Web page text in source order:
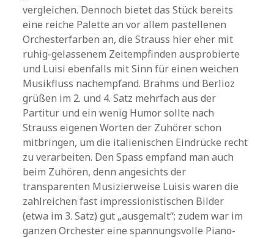
vergleichen. Dennoch bietet das Stück bereits
eine reiche Palette an vor allem pastellenen
Orchesterfarben an, die Strauss hier eher mit
ruhig-gelassenem Zeitempfinden ausprobierte
und Luisi ebenfalls mit Sinn für einen weichen
Musikfluss nachempfand. Brahms und Berlioz
grüßen im 2. und 4. Satz mehrfach aus der
Partitur und ein wenig Humor sollte nach
Strauss eigenen Worten der Zuhörer schon
mitbringen, um die italienischen Eindrücke recht
zu verarbeiten. Den Spass empfand man auch
beim Zuhören, denn angesichts der
transparenten Musizierweise Luisis waren die
zahlreichen fast impressionistischen Bilder
(etwa im 3. Satz) gut „ausgemalt“; zudem war im
ganzen Orchester eine spannungsvolle Piano-